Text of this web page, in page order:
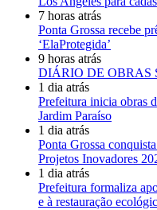
7 horas atrás
Ponta Grossa recebe
‘ElaProtegida’
9 horas atrás
DIÁRIO DE OBRAS
1 dia atrás
Prefeitura inicia obras
Jardim Paraíso
1 dia atrás
Ponta Grossa
Projetos Inovadores
1 dia atrás
Prefeitura formaliza
e à restauração